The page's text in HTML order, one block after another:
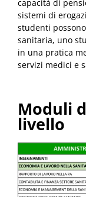
capacità di
sistemi di
studenti
sanitaria, uno
in una pratica
servizi medici e
Moduli
livello